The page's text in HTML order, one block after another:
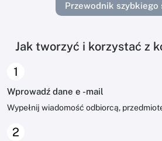
Przewodnik szybkiego
Jak tworzyć i korzystać z
1
Wprowadź dane e -mail
Wypełnij wiadomość odbiorcą,
2